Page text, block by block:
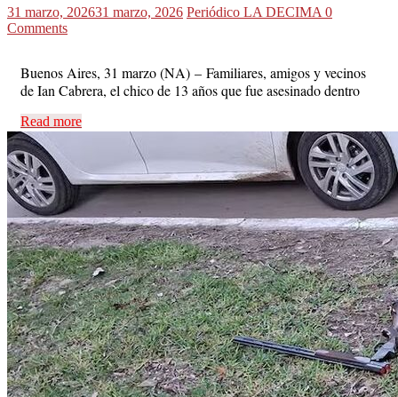
31 marzo, 202631 marzo, 2026 Periódico LA DECIMA 0
Comments
Buenos Aires, 31 marzo (NA) – Familiares, amigos y vecinos
de Ian Cabrera, el chico de 13 años que fue asesinado dentro
Read more